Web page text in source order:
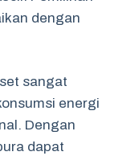
dengan
sangat
energi
Dengan
dapat